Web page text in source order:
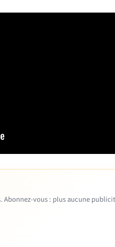
Abonnez-vous : plus aucune